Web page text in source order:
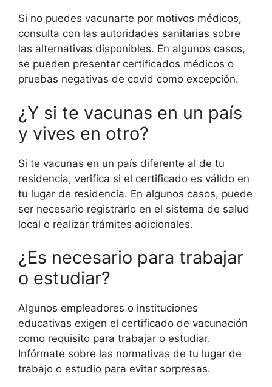
Si no puedes vacunarte por motivos médicos,
consulta con las autoridades sanitarias sobre
las alternativas disponibles. En algunos casos,
se pueden presentar certificados médicos o
pruebas negativas de covid como excepción.
¿Y si te vacunas en un país
y vives en otro?
Si te vacunas en un país diferente al de tu
residencia, verifica si el certificado es válido en
tu lugar de residencia. En algunos casos, puede
ser necesario registrarlo en el sistema de salud
local o realizar trámites adicionales.
¿Es necesario para trabajar
o estudiar?
Algunos empleadores o instituciones
educativas exigen el certificado de vacunación
como requisito para trabajar o estudiar.
Infórmate sobre las normativas de tu lugar de
trabajo o estudio para evitar sorpresas.